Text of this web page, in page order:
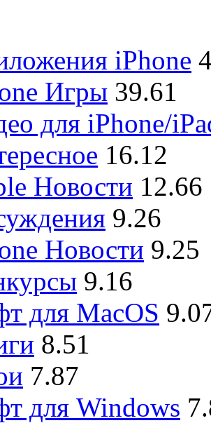
iPhone
Игры 39.61
для iPhone/
16.12
Новости 12.66
9.26
Новости 9.25
9.16
для MacOS
8.51
7.87
для Windows